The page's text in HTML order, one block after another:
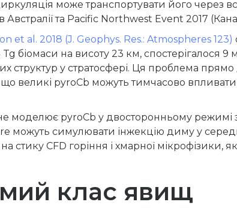
може транспортувати його через
та Pacific Northwest Event 2017
et al. 2018 (J. Geophys. Res.: Atmospheres 123)
біомаси на висоту 23 км, спостерігалося 9
структур у стратосфері. Ця проблема
великі pyroCb можуть тимчасово
моделює pyroCb у двосторонньому режимі
можуть симулювати інжекцію диму у
стику CFD горіння і хмарної мікрофізики,
клас явищ